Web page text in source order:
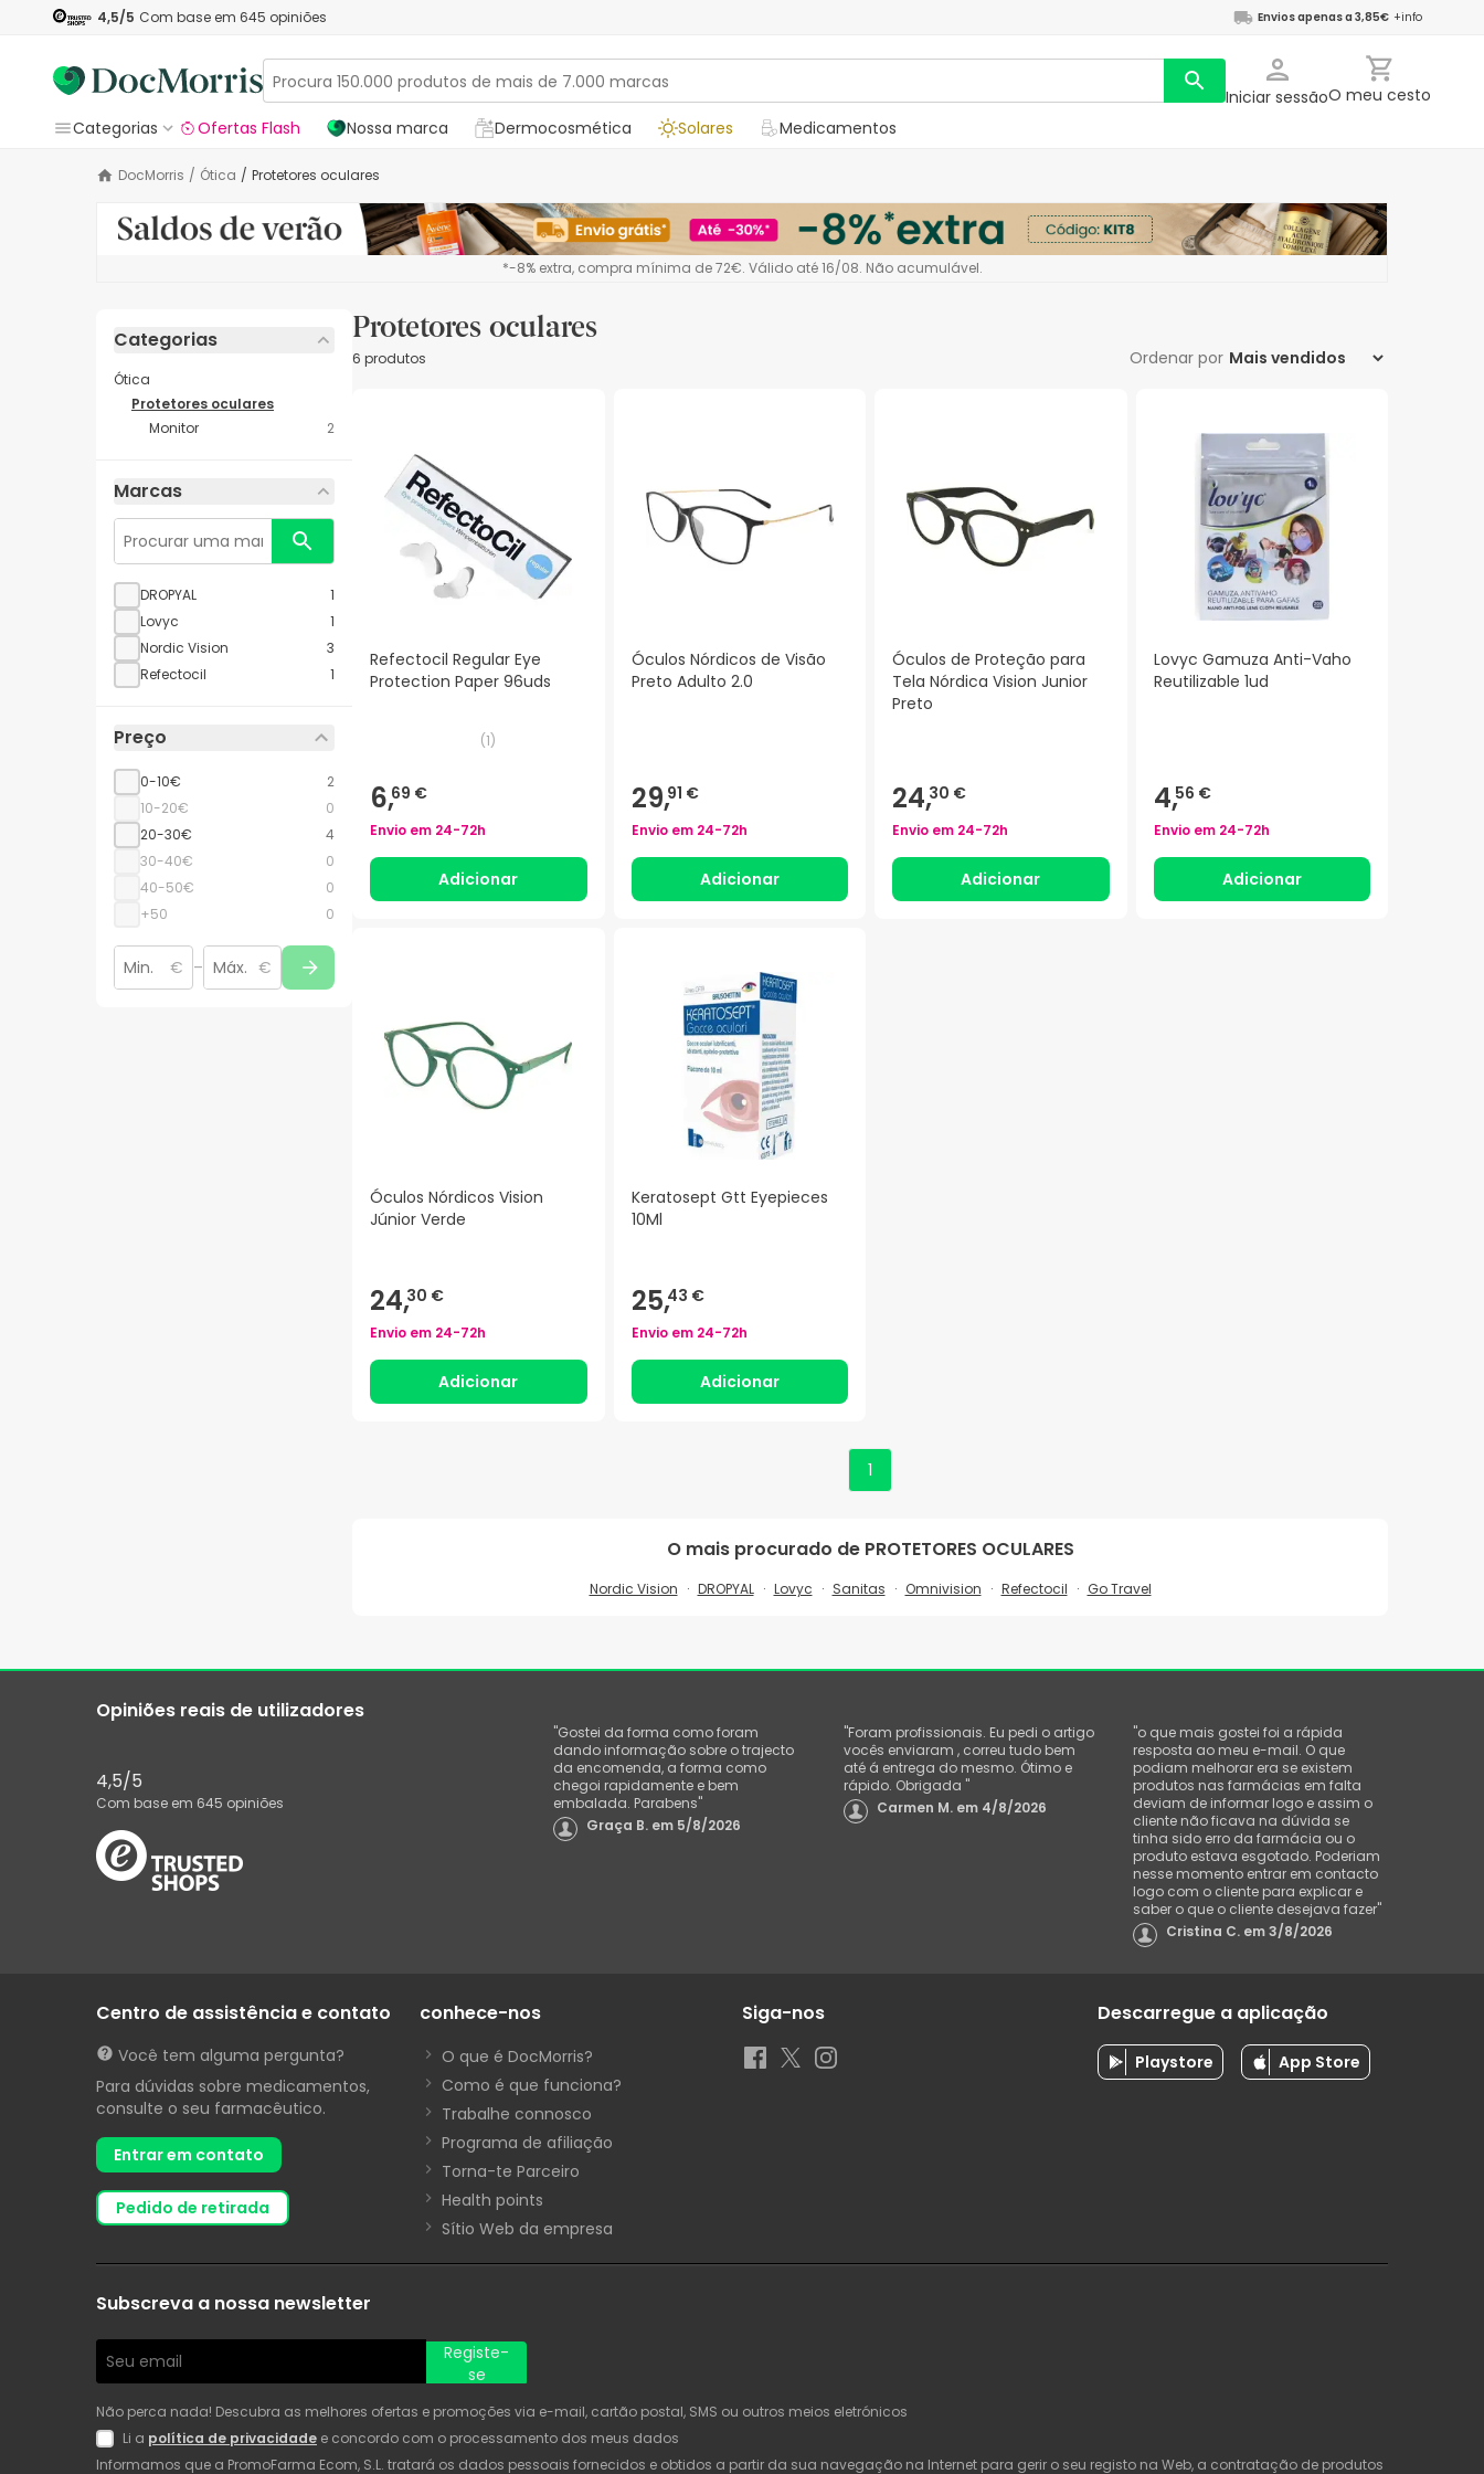
4,5/5 Com base em 645 opiniões Envios apenas a 3,85€ +info
Iniciar sessãoO meu cesto
Categorias
Ofertas Flash Nossa marca Dermocosmética Solares Medicamentos
DocMorris / Ótica / Protetores oculares
*-8% extra, compra mínima de 72€. Válido até 16/08. Não acumulável.
Categorias
Ótica
Protetores oculares
Monitor
2
Marcas
DROPYAL
1
Lovyc
1
Nordic Vision
3
Refectocil
1
Preço
0-10€
2
10-20€
0
20-30€
4
30-40€
0
40-50€
0
+50
0
€ – €
Protetores oculares
6 produtos Ordenar por
Refectocil Regular Eye
Protection Paper 96uds
(1)
6,69 €
Envio em 24-72h
Adicionar
Óculos Nórdicos de Visão
Preto Adulto 2.0
29,91 €
Envio em 24-72h
Adicionar
Óculos de Proteção para
Tela Nórdica Vision Junior
Preto
24,30 €
Envio em 24-72h
Adicionar
Lovyc Gamuza Anti-Vaho
Reutilizable 1ud
4,56 €
Envio em 24-72h
Adicionar
Óculos Nórdicos Vision
Júnior Verde
24,30 €
Envio em 24-72h
Adicionar
Keratosept Gtt Eyepieces
10Ml
25,43 €
Envio em 24-72h
Adicionar
1
O mais procurado de PROTETORES OCULARES
Nordic Vision DROPYAL Lovyc Sanitas Omnivision Refectocil Go Travel
Opiniões reais de utilizadores
4,5/5
Com base em 645 opiniões
"Gostei da forma como foram
dando informação sobre o trajecto
da encomenda, a forma como
chegoi rapidamente e bem
embalada. Parabens"
Graça B. em 5/8/2026
"Foram profissionais. Eu pedi o artigo
vocês enviaram , correu tudo bem
até á entrega do mesmo. Ótimo e
rápido. Obrigada "
Carmen M. em 4/8/2026
"o que mais gostei foi a rápida
resposta ao meu e-mail. O que
podiam melhorar era se existem
produtos nas farmácias em falta
deviam de informar logo e assim o
cliente não ficava na dúvida se
tinha sido erro da farmácia ou o
produto estava esgotado. Poderiam
nesse momento entrar em contacto
logo com o cliente para explicar e
saber o que o cliente desejava fazer"
Cristina C. em3/8/2026
Centro de assistência e contato
Você tem alguma pergunta?
Para dúvidas sobre medicamentos,
consulte o seu farmacêutico.
Entrar em contato
pedido de retirada
conhece-nos
O que é DocMorris?
Como é que funciona?
Trabalhe connosco
Programa de afiliação
Torna-te Parceiro
Health points
Sítio Web da empresa
Siga-nos Descarregue a aplicação
Playstore App Store
Subscreva a nossa newsletter
Registe-
se
Não perca nada! Descubra as melhores ofertas e promoções via e-mail, cartão postal, SMS ou outros meios eletrónicos
Li a política de privacidade e concordo com o processamento dos meus dados
Informamos que a PromoFarma Ecom, S.L. tratará os dados pessoais fornecidos e obtidos a partir da sua navegação na Internet para gerir o seu registo na Web, a contratação de produtos